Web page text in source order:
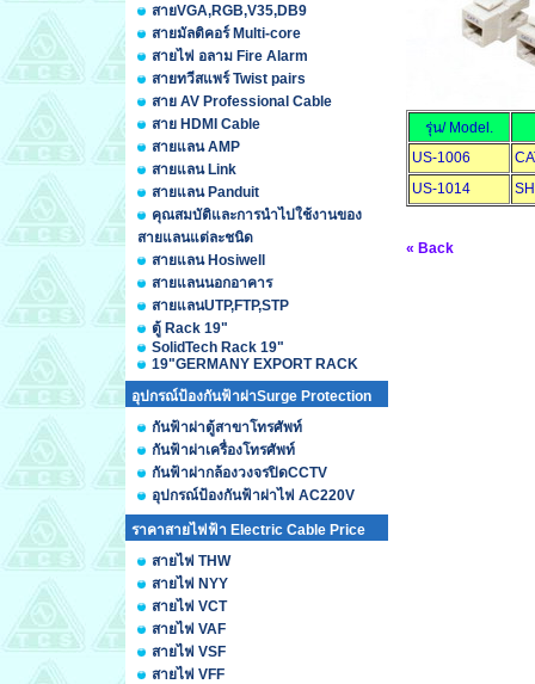
สายVGA,RGB,V35,DB9
สายมัลติคอร์ Multi-core
สายไฟ อลาม Fire Alarm
สายทวีสแพร์ Twist pairs
สาย AV Professional Cable
สาย HDMI Cable
สายแลน AMP
สายแลน Link
สายแลน Panduit
คุณสมบัติและการนำไปใช้งานของ
สายแลนแต่ละชนิด
สายแลน Hosiwell
สายแลนนอกอาคาร
สายแลนUTP,FTP,STP
ตู้ Rack 19"
SolidTech Rack 19"
19"GERMANY EXPORT RACK
อุปกรณ์ป้องกันฟ้าผ่าSurge Protection
กันฟ้าผ่าตู้สาขาโทรศัพท์
กันฟ้าผ่าเครื่องโทรศัพท์
กันฟ้าผ่ากล้องวงจรปิดCCTV
อุปกรณ์ป้องกันฟ้าผ่าไฟ AC220V
ราคาสายไฟฟ้า Electric Cable Price
สายไฟ THW
สายไฟ NYY
สายไฟ VCT
สายไฟ VAF
สายไฟ VSF
สายไฟ VFF
รุ่น/ Model.
US-1006
US-1014
« Back